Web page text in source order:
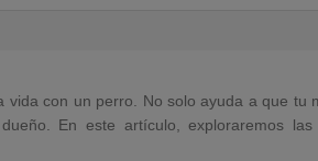
con un perro. No solo ayuda a que tu
En este artículo, exploraremos